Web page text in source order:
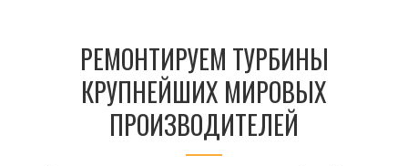
РЕМОНТИРУЕМ ТУРБИНЫ
КРУПНЕЙШИХ МИРОВЫХ
ПРОИЗВОДИТЕЛЕЙ